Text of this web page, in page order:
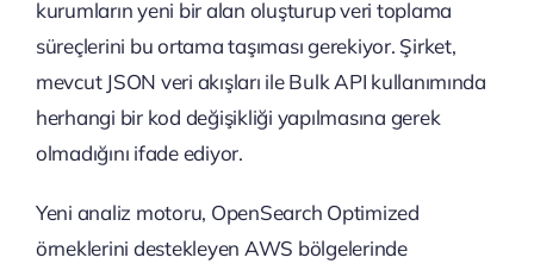
kurumların yeni bir alan oluşturup veri toplama
süreçlerini bu ortama taşıması gerekiyor. Şirket,
mevcut JSON veri akışları ile Bulk API kullanımında
herhangi bir kod değişikliği yapılmasına gerek
olmadığını ifade ediyor.
Yeni analiz motoru, OpenSearch Optimized
örneklerini destekleyen AWS bölgelerinde